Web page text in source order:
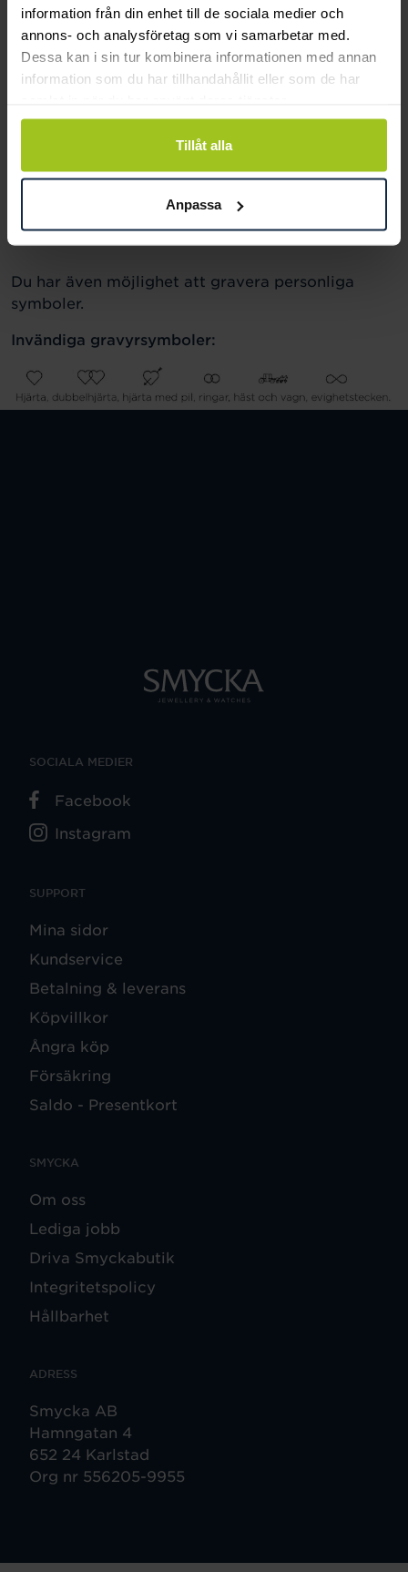
information från din enhet till de sociala medier och
annons- och analysföretag som vi samarbetar med.
Dessa kan i sin tur kombinera informationen med annan
information som du har tillhandahållit eller som de har
Tillåt alla
Anpassa
Du har även möjlighet att gravera personliga
symboler.
Invändiga gravyrsymboler:
SUPPORT
Mina sidor
Kundservice
Betalning & leverans
Köpvillkor
Ångra köp
Försäkring
Saldo - Presentkort
SMYCKA
Om oss
Lediga jobb
Driva Smyckabutik
Integritetspolicy
Hållbarhet
ADRESS
Smycka AB
Hamngatan 4
652 24 Karlstad
Org nr 556205-9955
SOCIALA MEDIER
Facebook
Instagram